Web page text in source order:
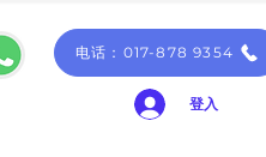
登入
电话：017-878 9354